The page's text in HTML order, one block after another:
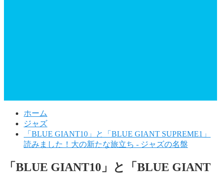
ホーム
ジャズ
「BLUE GIANT10」と「BLUE GIANT SUPREME1」
読みました！大の新たな旅立ち - ジャズの名盤
「BLUE GIANT10」と「BLUE GIANT